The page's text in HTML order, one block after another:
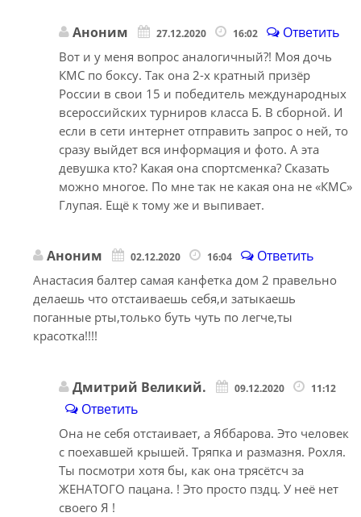
Аноним 27.12.2020 16:02 Ответить
Вот и у меня вопрос аналогичный?! Моя дочь
КМС по боксу. Так она 2-х кратный призёр
России в свои 15 и победитель международных
всероссийских турниров класса Б. В сборной. И
если в сети интернет отправить запрос о ней, то
сразу выйдет вся информация и фото. А эта
девушка кто? Какая она спортсменка? Сказать
можно многое. По мне так не какая она не «КМС»
Глупая. Ещё к тому же и выпивает.
Аноним 02.12.2020 16:04 Ответить
Анастасия балтер самая канфетка дом 2 правельно
делаешь что отстаиваешь себя,и затыкаешь
поганные рты,только буть чуть по легче,ты
красотка!!!!
Дмитрий Великий. 09.12.2020 11:12
Ответить
Она не себя отстаивает, а Яббарова. Это человек
с поехавшей крышей. Тряпка и размазня. Рохля.
Ты посмотри хотя бы, как она трясётсч за
ЖЕНАТОГО пацана. ! Это просто пздц. У неё нет
своего Я !